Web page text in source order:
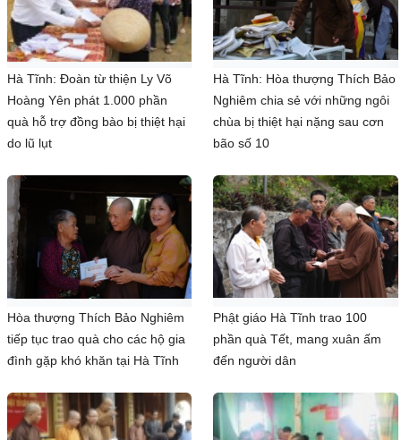
Hà Tĩnh: Đoàn từ thiện Ly Võ
Hoàng Yên phát 1.000 phần
quà hỗ trợ đồng bào bị thiệt hại
do lũ lụt
Hà Tĩnh: Hòa thượng Thích Bảo
Nghiêm chia sẻ với những ngôi
chùa bị thiệt hại nặng sau cơn
bão số 10
Hòa thượng Thích Bảo Nghiêm
tiếp tục trao quà cho các hộ gia
đình gặp khó khăn tại Hà Tĩnh
Phật giáo Hà Tĩnh trao 100
phần quà Tết, mang xuân ấm
đến người dân